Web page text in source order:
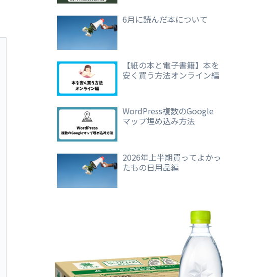
6月に読んだ本について
【紙の本と電子書籍】本を
安く買う方法オンライン編
WordPress複数のGoogle
マップ埋め込み方法
2026年上半期買ってよかっ
たもの日用品編